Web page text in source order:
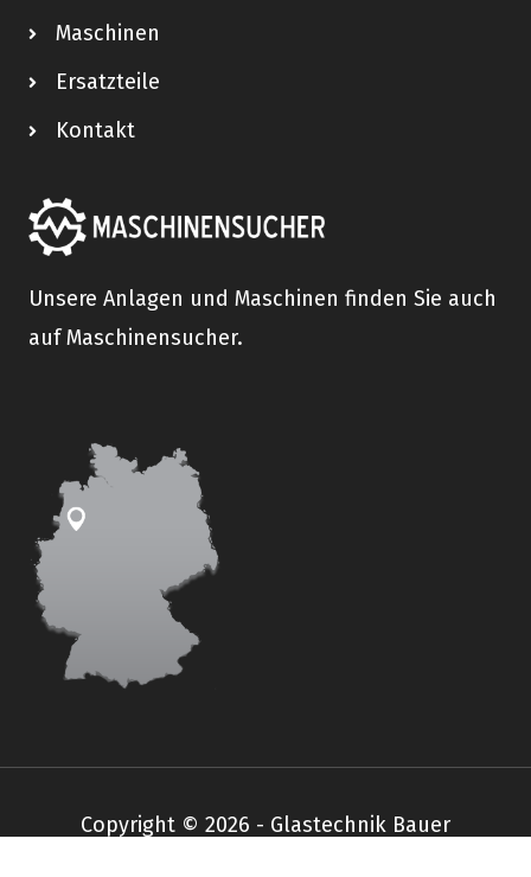
Maschinen
Ersatzteile
Kontakt
Unsere Anlagen und Maschinen finden Sie auch
auf Maschinensucher.
Copyright © 2026 - Glastechnik Bauer